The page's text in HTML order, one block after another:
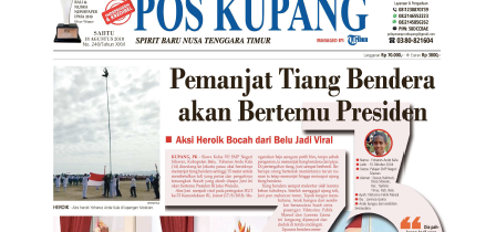
Suvenir
Cari Arsip
Expand
child
menu
Alamat